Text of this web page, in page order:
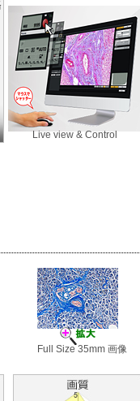
Live view & Control
Full Size 35mm 画像